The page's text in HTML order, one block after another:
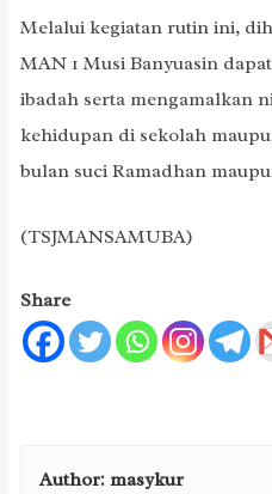
Melalui kegiatan rutin ini,
MAN 1 Musi Banyuasin
ibadah serta mengamalkan
kehidupan di sekolah
bulan suci Ramadhan
(TSJMANSAMUBA)
Share
Author: masykur